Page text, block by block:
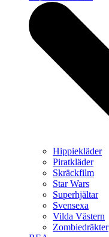
Hippiekläder
Piratkläder
Skräckfilm
Star Wars
Superhjältar
Svensexa
Vilda Västern
Zombiedräkter